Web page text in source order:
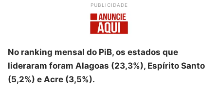
PUBLICIDADE
No ranking mensal do PiB, os estados que
lideraram foram Alagoas (23,3%), Espírito Santo
(5,2%) e Acre (3,5%).